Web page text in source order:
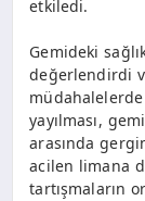
etkiledi.
Gemideki
değerlendirdi
müdahalelerde
yayılması,
arasında
acilen limana
tartışmaların